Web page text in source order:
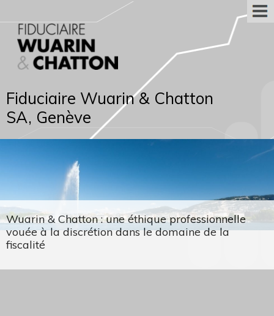
Fiduciaire Wuarin & Chatton
SA, Genève
Wuarin & Chatton : une éthique professionnelle
vouée à la discrétion dans le domaine de la
fiscalité